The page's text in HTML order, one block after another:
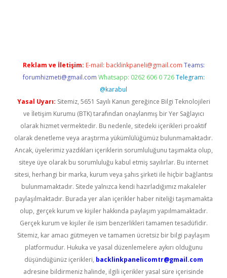
Reklam ve İletişim: E-mail: backlinkpaneli@gmail.com Teams:
forumhizmeti@gmail.com Whatsapp: 0262 606 0 726 Telegram:
@karabul
Yasal Uyarı: Sitemiz, 5651 Sayılı Kanun gereğince Bilgi Teknolojileri
ve İletişim Kurumu (BTK) tarafından onaylanmış bir Yer Sağlayıcı
olarak hizmet vermektedir. Bu nedenle, sitedeki içerikleri proaktif
olarak denetleme veya araştırma yükümlülüğümüz bulunmamaktadır.
Ancak, üyelerimiz yazdıkları içeriklerin sorumluluğunu taşımakta olup,
siteye üye olarak bu sorumluluğu kabul etmiş sayılırlar. Bu internet
sitesi, herhangi bir marka, kurum veya şahıs şirketi ile hiçbir bağlantısı
bulunmamaktadır. Sitede yalnızca kendi hazırladığımız makaleler
paylaşılmaktadır. Burada yer alan içerikler haber niteliği taşımamakta
olup, gerçek kurum ve kişiler hakkında paylaşım yapılmamaktadır.
Gerçek kurum ve kişiler ile isim benzerlikleri tamamen tesadüfidir.
Sitemiz, kar amacı gütmeyen ve tamamen ücretsiz bir bilgi paylaşım
platformudur. Hukuka ve yasal düzenlemelere aykırı olduğunu
düşündüğünüz içerikleri, backlinkpanelicomtr@gmail.com
adresine bildirmeniz halinde, ilgili içerikler yasal süre içerisinde